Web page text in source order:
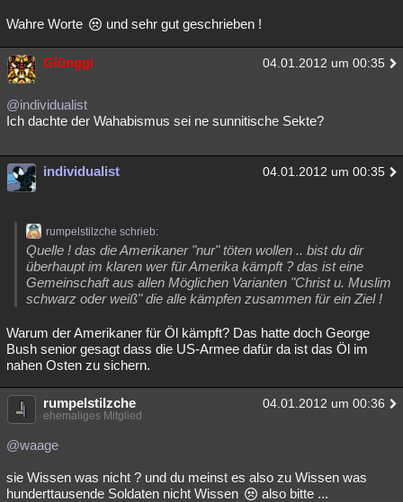
Wahre Worte und sehr gut geschrieben !
Glünggi 04.01.2012 um 00:35
@individualist
Ich dachte der Wahabismus sei ne sunnitische Sekte?
individualist 04.01.2012 um 00:35
rumpelstilzche schrieb:
Quelle ! das die Amerikaner "nur" töten wollen .. bist du dir
überhaupt im klaren wer für Amerika kämpft ? das ist eine
Gemeinschaft aus allen Möglichen Varianten "Christ u. Muslim
schwarz oder weiß" die alle kämpfen zusammen für ein Ziel !
Warum der Amerikaner für Öl kämpft? Das hatte doch George
Bush senior gesagt dass die US-Armee dafür da ist das Öl im
nahen Osten zu sichern.
rumpelstilzche 04.01.2012 um 00:36
ehemaliges Mitglied
@waage
sie Wissen was nicht ? und du meinst es also zu Wissen was
hunderttausende Soldaten nicht Wissen
also bitte ...